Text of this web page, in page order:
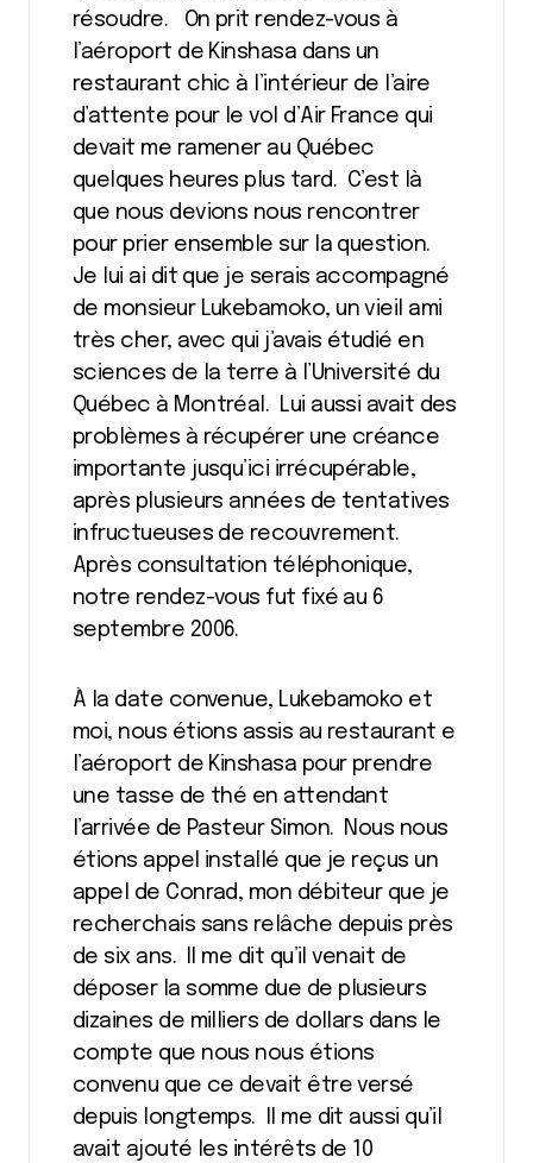
résoudre. On prit rendez-vous à
l’aéroport de Kinshasa dans un
restaurant chic à l’intérieur de l’aire
d’attente pour le vol d’Air France qui
devait me ramener au Québec
quelques heures plus tard. C’est là
que nous devions nous rencontrer
pour prier ensemble sur la question.
Je lui ai dit que je serais accompagné
de monsieur Lukebamoko, un vieil ami
très cher, avec qui j’avais étudié en
sciences de la terre à l’Université du
Québec à Montréal. Lui aussi avait des
problèmes à récupérer une créance
importante jusqu’ici irrécupérable,
après plusieurs années de tentatives
infructueuses de recouvrement.
Après consultation téléphonique,
notre rendez-vous fut fixé au 6
septembre 2006.
À la date convenue, Lukebamoko et
moi, nous étions assis au restaurant e
l’aéroport de Kinshasa pour prendre
une tasse de thé en attendant
l’arrivée de Pasteur Simon. Nous nous
étions appel installé que je reçus un
appel de Conrad, mon débiteur que je
recherchais sans relâche depuis près
de six ans. Il me dit qu’il venait de
déposer la somme due de plusieurs
dizaines de milliers de dollars dans le
compte que nous nous étions
convenu que ce devait être versé
depuis longtemps. Il me dit aussi qu’il
avait ajouté les intérêts de 10